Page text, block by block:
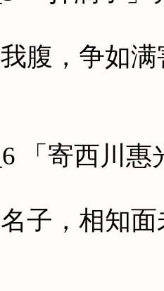
，争如满
寄西川惠
，相知面